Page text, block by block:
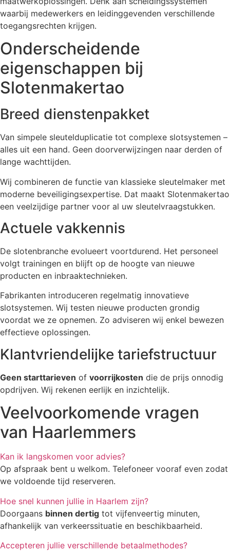
waarbij medewerkers en leidinggevenden verschillende
toegangsrechten krijgen.
Onderscheidende
eigenschappen bij
Slotenmakertao
Breed dienstenpakket
Van simpele sleutelduplicatie tot complexe slotsystemen –
alles uit een hand. Geen doorverwijzingen naar derden of
lange wachttijden.
Wij combineren de functie van klassieke sleutelmaker met
moderne beveiligingsexpertise. Dat maakt Slotenmakertao
een veelzijdige partner voor al uw sleutelvraagstukken.
Actuele vakkennis
De slotenbranche evolueert voortdurend. Het personeel
volgt trainingen en blijft op de hoogte van nieuwe
producten en inbraaktechnieken.
Fabrikanten introduceren regelmatig innovatieve
slotsystemen. Wij testen nieuwe producten grondig
voordat we ze opnemen. Zo adviseren wij enkel bewezen
effectieve oplossingen.
Klantvriendelijke tariefstructuur
Geen starttarieven of voorrijkosten die de prijs onnodig
opdrijven. Wij rekenen eerlijk en inzichtelijk.
Veelvoorkomende vragen
van Haarlemmers
Kan ik langskomen voor advies?
Op afspraak bent u welkom. Telefoneer vooraf even zodat
we voldoende tijd reserveren.
Hoe snel kunnen jullie in Haarlem zijn?
Doorgaans binnen dertig tot vijfenveertig minuten,
afhankelijk van verkeerssituatie en beschikbaarheid.
Accepteren jullie verschillende betaalmethodes?